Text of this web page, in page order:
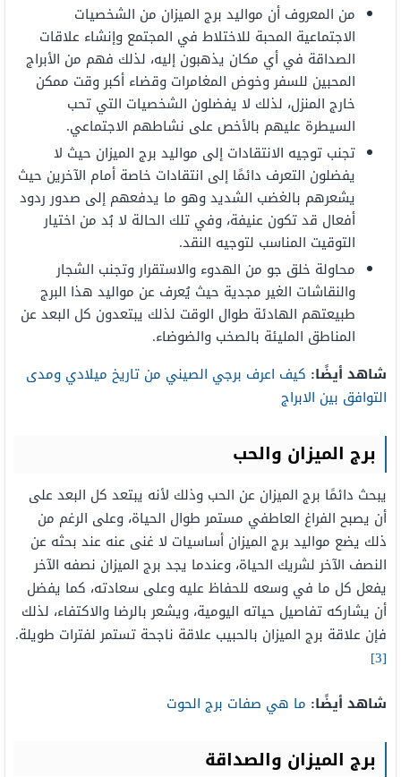
من المعروف أن مواليد برج الميزان من الشخصيات
الاجتماعية المحبة للاختلاط في المجتمع وإنشاء علاقات
الصداقة في أي مكان يذهبون إليه، لذلك فهم من الأبراج
المحبين للسفر وخوض المغامرات وقضاء أكبر وقت ممكن
خارج المنزل، لذلك لا يفضلون الشخصيات التي تحب
السيطرة عليهم بالأخص على نشاطهم الاجتماعي.
تجنب توجيه الانتقادات إلى مواليد برج الميزان حيث لا
يفضلون التعرف دائمًا إلى انتقادات خاصة أمام الآخرين حيث
يشعرهم بالغضب الشديد وهو ما يدفعهم إلى صدور ردود
أفعال قد تكون عنيفة، وفي تلك الحالة لا بُد من اختيار
التوقيت المناسب لتوجيه النقد.
محاولة خلق جو من الهدوء والاستقرار وتجنب الشجار
والنقاشات الغير مجدية حيث يُعرف عن مواليد هذا البرج
طبيعتهم الهادئة طوال الوقت لذلك يبتعدون كل البعد عن
المناطق المليئة بالصخب والضوضاء.
شاهد أيضًا: كيف اعرف برجي الصيني من تاريخ ميلادي ومدى
التوافق بين الابراج
برج الميزان والحب
يبحث دائمًا برج الميزان عن الحب وذلك لأنه يبتعد كل البعد على
أن يصبح الفراغ العاطفي مستمر طوال الحياة، وعلى الرغم من
ذلك يضع مواليد برج الميزان أساسيات لا غنى عنه عند بحثه عن
النصف الآخر لشريك الحياة، وعندما يجد برج الميزان نصفه الآخر
يفعل كل ما في وسعه للحفاظ عليه وعلى سعادته، كما يفضل
أن يشاركه تفاصيل حياته اليومية، ويشعر بالرضا والاكتفاء، لذلك
فإن علاقة برج الميزان بالحبيب علاقة ناجحة تستمر لفترات طويلة.
[3]
شاهد أيضًا: ما هي صفات برج الحوت
برج الميزان والصداقة